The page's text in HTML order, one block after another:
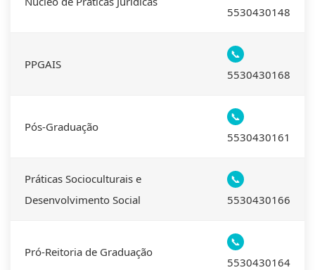
5530430148
PPGAIS
📞
5530430168
Pós-Graduação
📞
5530430161
Práticas Socioculturais e
Desenvolvimento Social
📞
5530430166
Pró-Reitoria de Graduação
📞
5530430164